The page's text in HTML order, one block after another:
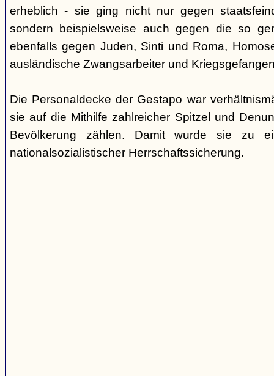
erheblich - sie ging nicht nur gegen
sondern beispielsweise auch gegen die so
ebenfalls gegen Juden, Sinti und Roma,
ausländische Zwangsarbeiter und
Die Personaldecke der Gestapo war
sie auf die Mithilfe zahlreicher Spitzel und
Bevölkerung zählen. Damit wurde sie zu
nationalsozialistischer Herrschaftssicherung.